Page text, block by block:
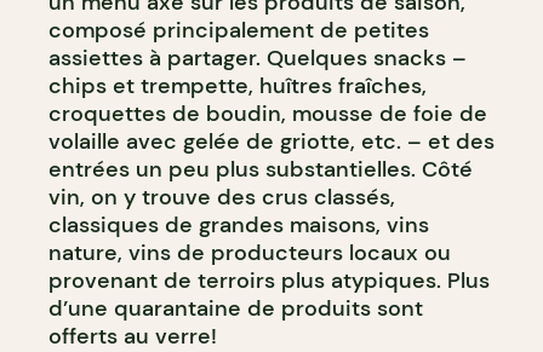
composé principalement de petites
assiettes à partager. Quelques snacks –
chips et trempette, huîtres fraîches,
croquettes de boudin, mousse de foie de
volaille avec gelée de griotte, etc. – et des
entrées un peu plus substantielles. Côté
vin, on y trouve des crus classés,
classiques de grandes maisons, vins
nature, vins de producteurs locaux ou
provenant de terroirs plus atypiques. Plus
d’une quarantaine de produits sont
offerts au verre!